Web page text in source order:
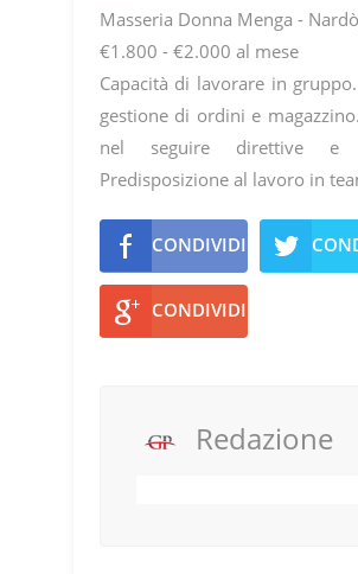
Masseria Donna Menga -
€1.800 - €2.000 al mese
Capacità di lavorare in
gestione di ordini e
nel seguire direttive e
Predisposizione al lavoro in
CONDIVIDI
CONDIVIDI
Redazione